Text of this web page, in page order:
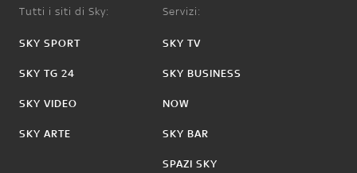
Tutti i siti di Sky:
SKY SPORT
SKY TG 24
SKY VIDEO
SKY ARTE
Servizi:
SKY TV
SKY BUSINESS
NOW
SKY BAR
SPAZI SKY